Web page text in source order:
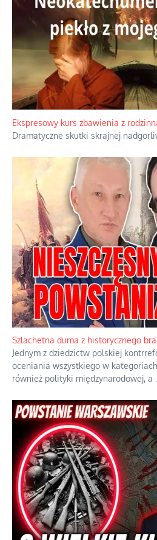
Ekspresowy kurs zbawienia z
Dramatyczne skutki skrajnej
Szlachetna duma z historycznego
Jednym z dziedzictw polskiej
oceniania wszystkiego w
również polityki międzynarodowej, a